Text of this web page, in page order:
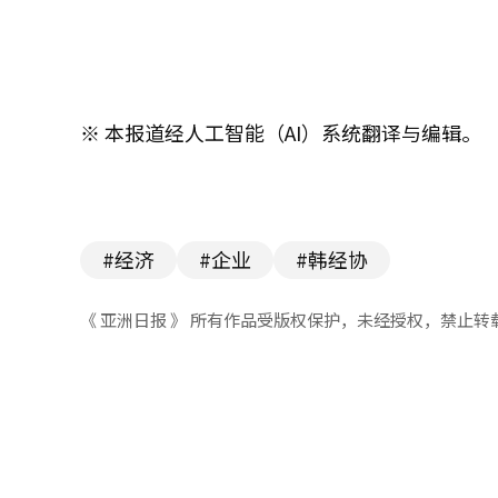
※ 本报道经人工智能（AI）系统翻译与编辑。
#经济 #企业 #韩经协
《 亚洲日报 》 所有作品受版权保护，未经授权，禁止转